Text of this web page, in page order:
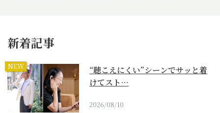
新着記事
NEW
“聴こえにくい”シーンでサッと着
けてスト…
2026/08/10